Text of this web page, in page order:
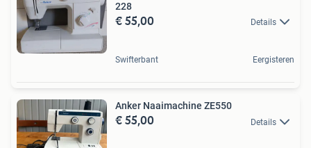
228
€ 55,00 Details
Swifterbant Eergisteren
Anker Naaimachine ZE550
€ 55,00 Details